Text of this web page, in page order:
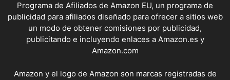
Programa de Afiliados de Amazon EU, un programa de
publicidad para afiliados diseñado para ofrecer a sitios web
un modo de obtener comisiones por publicidad,
publicitando e incluyendo enlaces a Amazon.es y
Amazon.com
Amazon y el logo de Amazon son marcas registradas de